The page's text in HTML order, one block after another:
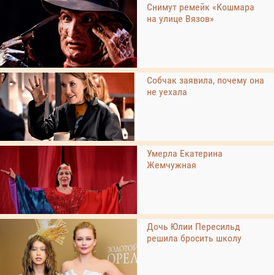
Снимут ремейк «Кошмара
на улице Вязов»
Собчак заявила, почему она
не уехала
Умерла Екатерина
Жемчужная
Дочь Юлии Пересильд
решила бросить школу